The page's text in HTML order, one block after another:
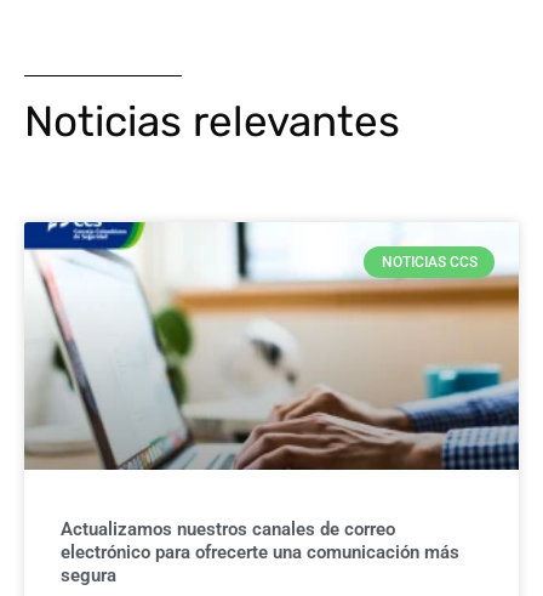
Noticias relevantes
NOTICIAS CCS
Actualizamos nuestros canales de correo
electrónico para ofrecerte una comunicación más
segura